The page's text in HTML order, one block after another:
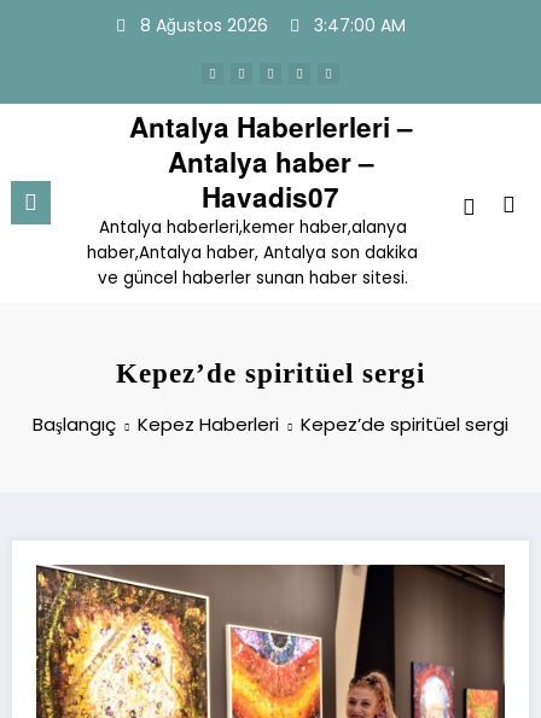
8 Ağustos 2026 3:47:01 AM
Antalya Haberlerleri –
Antalya haber –
Havadis07
Antalya haberleri,kemer haber,alanya
haber,Antalya haber, Antalya son dakika
ve güncel haberler sunan haber sitesi.
Kepez’de spiritüel sergi
Başlangıç Kepez Haberleri Kepez’de spiritüel sergi